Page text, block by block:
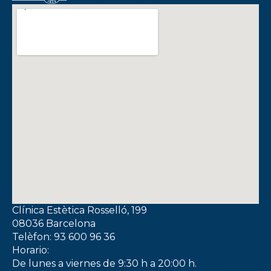
Clínica Estètica Rosselló, 199
08036 Barcelona
Telèfon: 93 600 96 36
Horario:
De lunes a viernes de 9:30 h a 20:00 h.